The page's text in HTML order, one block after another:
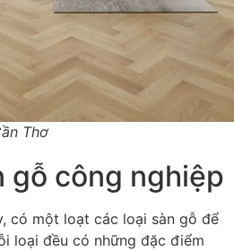
Thơ
gỗ công nghiệp
có một loạt các loại sàn gỗ để
loại đều có những đặc điểm